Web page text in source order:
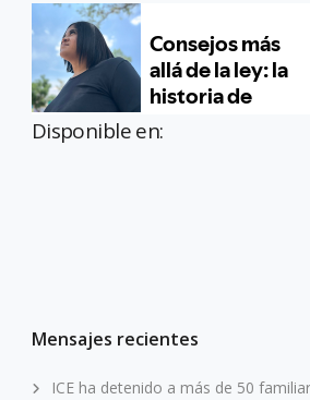
Disponible en:
Mensajes recientes
ICE ha detenido a más de 50